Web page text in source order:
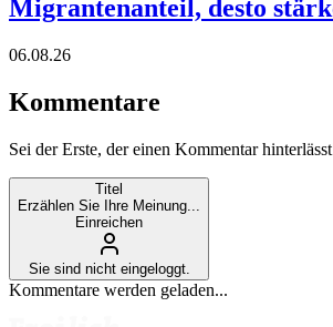
Migrantenanteil, desto
06.08.26
Kommentare
Sei der Erste, der einen Kommentar
Titel
Erzählen Sie Ihre Meinung...
Einreichen
Sie sind nicht eingeloggt.
Kommentare werden geladen...